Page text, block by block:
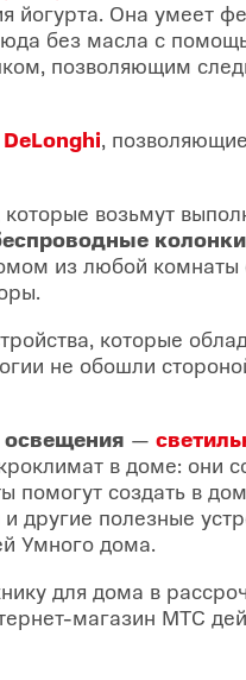
йогурта. Она умеет
без масла с
позволяющим
,
которые возьмут
колонки
из любой
которые
не обошли
освещения —
в доме: они
создать в
полезные
Умного дома.
для дома в
магазин МТС